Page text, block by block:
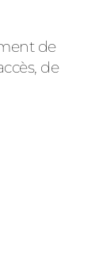
de
de